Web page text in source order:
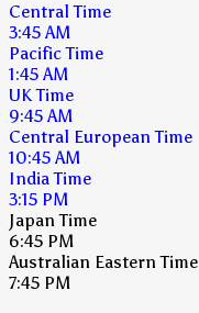
Central Time
3:45 AM
Pacific Time
1:45 AM
UK Time
9:45 AM
Central European Time
10:45 AM
India Time
3:15 PM
Japan Time
6:45 PM
Australian Eastern Time
7:45 PM